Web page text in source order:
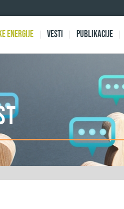
Energije Vesti Publikacije